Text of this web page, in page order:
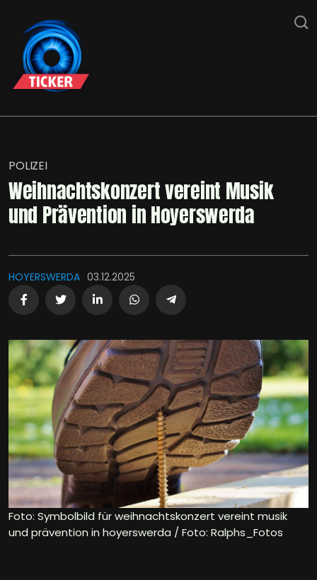
POLIZEI
Weihnachtskonzert vereint Musik
und Prävention in Hoyerswerda
HOYERSWERDA 03.12.2025
Foto: Symbolbild für weihnachtskonzert vereint musik
und prävention in hoyerswerda / Foto: Ralphs_Fotos